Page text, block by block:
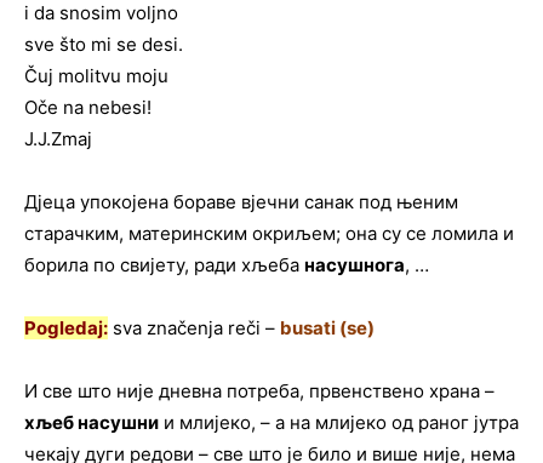
i da snosim voljno
sve što mi se desi.
Čuj molitvu moju
Oče na nebesi!
J.J.Zmaj
Дјеца упокојена бораве вјечни санак под њеним
старачким, материнским окриљем; она су се ломила и
борила по свијету, ради хљеба насушнога, …
Pogledaj: sva značenja reči – busati (se)
И све што није дневна потреба, првенствено храна –
хљеб насушни и млијеко, – а на млијеко од раног јутра
чекају дуги редови – све што је било и више није, нема